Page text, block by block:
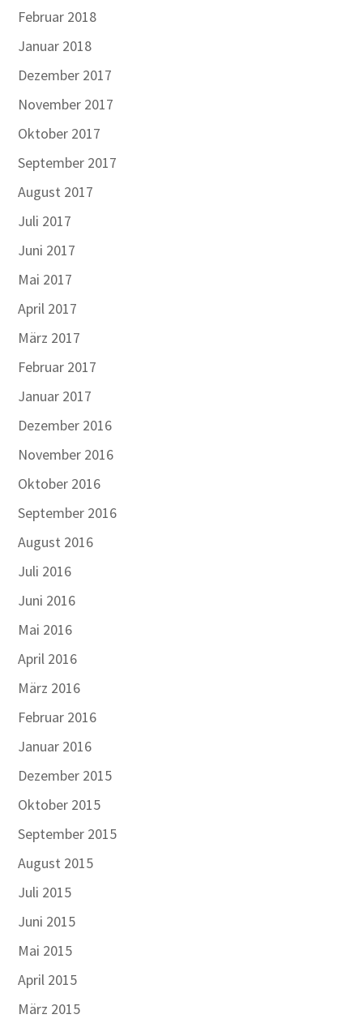
Februar 2018
Januar 2018
Dezember 2017
November 2017
Oktober 2017
September 2017
August 2017
Juli 2017
Juni 2017
Mai 2017
April 2017
März 2017
Februar 2017
Januar 2017
Dezember 2016
November 2016
Oktober 2016
September 2016
August 2016
Juli 2016
Juni 2016
Mai 2016
April 2016
März 2016
Februar 2016
Januar 2016
Dezember 2015
Oktober 2015
September 2015
August 2015
Juli 2015
Juni 2015
Mai 2015
April 2015
März 2015